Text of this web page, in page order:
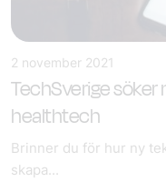
2 november 2021
TechSverige
healthtech
Brinner du för hur ny
skapa...